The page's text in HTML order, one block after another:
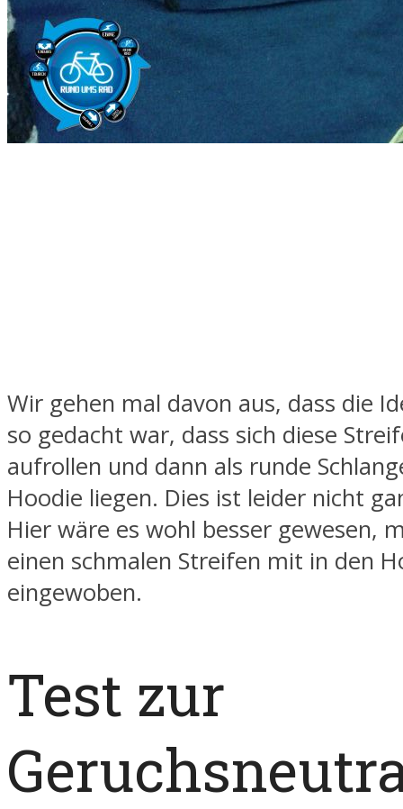
Wir gehen mal davon aus, dass die
so gedacht war, dass sich diese
aufrollen und dann als runde
Hoodie liegen. Dies ist leider nicht
Hier wäre es wohl besser gewesen,
einen schmalen Streifen mit in den
eingewoben.
Test zur